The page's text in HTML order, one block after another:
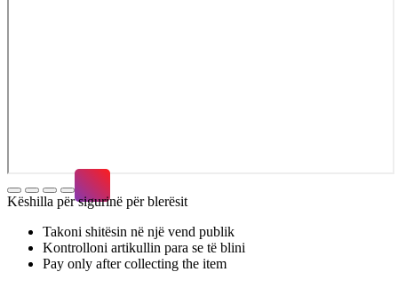
Këshilla për sigurinë për blerësit
Takoni shitësin në një vend publik
Kontrolloni artikullin para se të blini
Pay only after collecting the item